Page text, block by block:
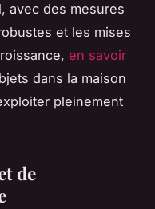
avec des mesures
et les mises
en savoir
dans la maison
pleinement
de